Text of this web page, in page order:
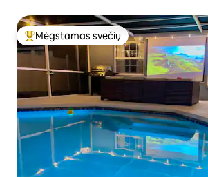
Svečių mėgstamiausias
Mėgstamas svečių